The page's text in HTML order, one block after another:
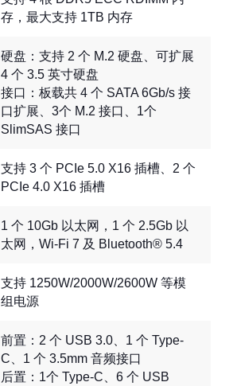
存，最大支持 1TB 内存
硬盘：支持 2 个 M.2 硬盘、可扩展
4 个 3.5 英寸硬盘
接口：板载共 4 个 SATA 6Gb/s 接
口扩展、3个 M.2 接口、1个
SlimSAS 接口
支持 3 个 PCIe 5.0 X16 插槽、2 个
PCIe 4.0 X16 插槽
1 个 10Gb 以太网，1 个 2.5Gb 以
太网，Wi-Fi 7 及 Bluetooth® 5.4
支持 1250W/2000W/2600W 等模
组电源
前置：2 个 USB 3.0、1 个 Type-
C、1 个 3.5mm 音频接口
后置：1个 Type-C、6 个 USB